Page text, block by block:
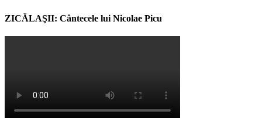
ZICĂLAŞII: Cântecele lui Nicolae Picu